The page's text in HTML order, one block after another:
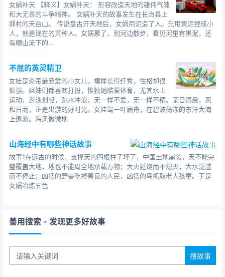
女娲补天 【释义】女娲补天： 形容改造天地的雄伟气魄
和大无畏的斗争精神。 女娲补天的故事发生在长治县上
郝村的天台山。 传说盘古开天地后，女娲用泥造了人。先用黄泥捏成小
人，就是现在的黄种人。女娲累了，到河边散步，看见河里有黑泥，还
有顺山流下的...
不屈的英灵精卫
女娃是炎帝最宠爱的小女儿，模样长得纤秀，性格却很
倔强。姐妹们都喜欢打扮，惟独她酷爱体育，尤其水上
运动，游泳划船，跳水冲浪，无一样不爱，无一样不精。某日清晨，风
和日而，正是出游的好时光。女娃驾一叶扁舟，在碧波荡漾的东洋大海
上遨游。海风微微地
山海经中有哪些神话故事
故事1在远古的时候，支撑天的四根柱子坏了，中国土地崩裂，天不能完
整覆盖大地，地也不能周全地承载万物；大火延烧而不熄灭，大水泛滥
而不停止；凶猛的野兽吃掉善良的人民，凶猛的鸟抓取老人孩童。于是
女娲冶炼五色
善用搜索 - 发现更多好故事